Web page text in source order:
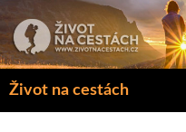
k
obsahu
Život na cestách
Hledat